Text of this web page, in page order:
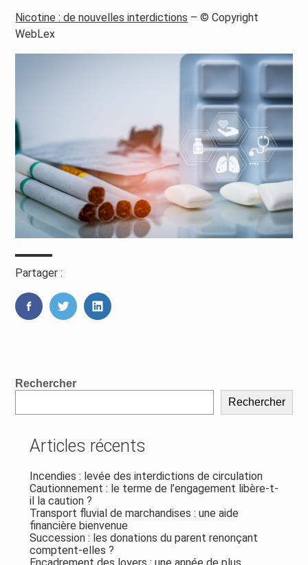
Nicotine : de nouvelles interdictions – © Copyright
WebLex
Partager :
FaceBookTwitterLinkedIn
Blog
Rechercher
Rechercher
Articles récents
Incendies : levée des interdictions de circulation
Cautionnement : le terme de l’engagement libère-t-
il la caution ?
Transport fluvial de marchandises : une aide
financière bienvenue
Succession : les donations du parent renonçant
comptent-elles ?